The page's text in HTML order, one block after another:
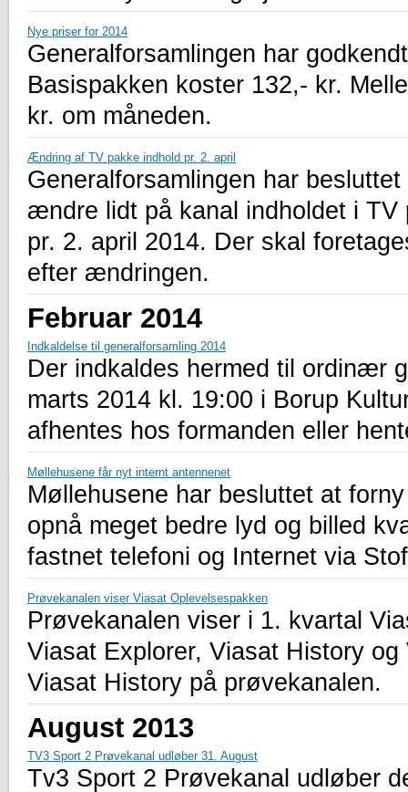
Nye priser for 2014
Generalforsamlingen har
Basispakken koster 132,- kr.
kr. om måneden.
Ændring af TV pakke indhold pr. 2. april
Generalforsamlingen har
ændre lidt på kanal indholdet i
pr. 2. april 2014. Der skal
efter ændringen.
Februar 2014
Indkaldelse til generalforsamling 2014
Der indkaldes hermed til ordinær
marts 2014 kl. 19:00 i Borup
afhentes hos formanden eller
Møllehusene får nyt internt antennenet
Møllehusene har besluttet at
opnå meget bedre lyd og billed
fastnet telefoni og Internet via
Prøvekanalen viser Viasat Oplevelsespakken
Prøvekanalen viser i 1. kvartal
Viasat Explorer, Viasat History
Viasat History på prøvekanalen.
August 2013
TV3 Sport 2 Prøvekanal udløber 31. August
Tv3 Sport 2 Prøvekanal udløber